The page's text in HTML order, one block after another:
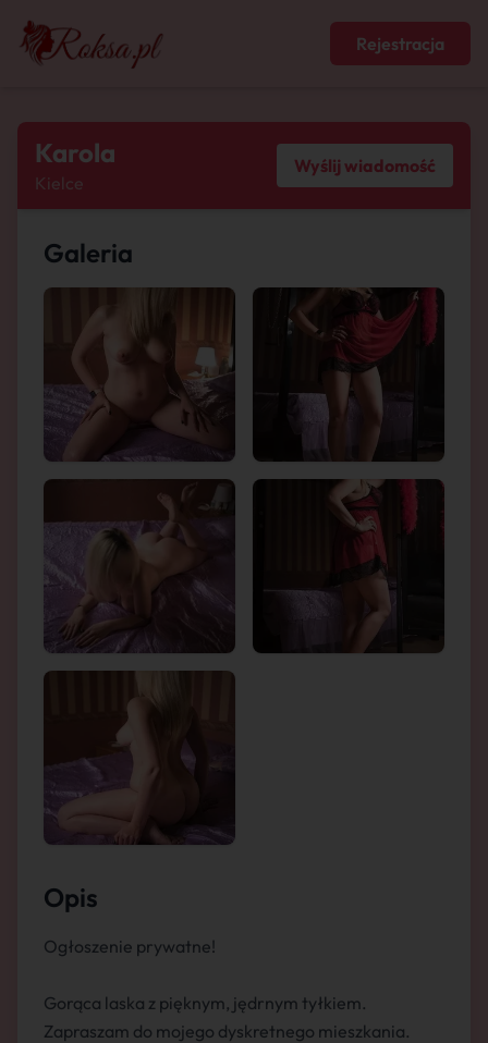
Rejestracja
Karola
Kielce
Wyślij wiadomość
Galeria
Opis
Ogłoszenie prywatne!
Gorąca laska z pięknym, jędrnym tyłkiem.
Zapraszam do mojego dyskretnego mieszkania.